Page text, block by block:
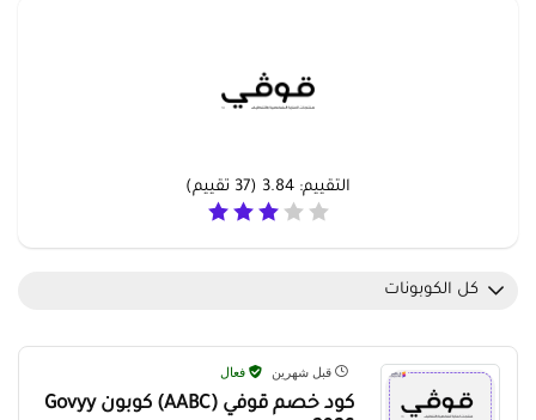
التقييم: 3.84
(
37 تقييم)
كل الكوبونات
قبل شهرين فعال
كود خصم قوفي (AABC) كوبون Govyy